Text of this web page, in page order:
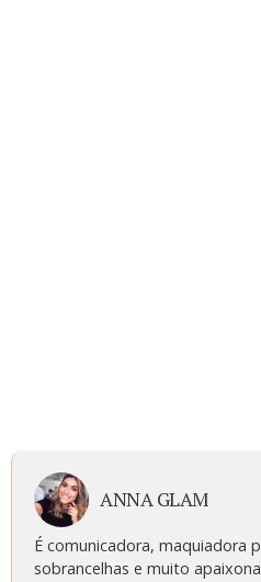
ANNA GLAM
É comunicadora, maquiadora
sobrancelhas e muito